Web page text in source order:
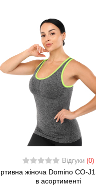
Відгуки (0)
жіноча Domino CO-
в асортименті